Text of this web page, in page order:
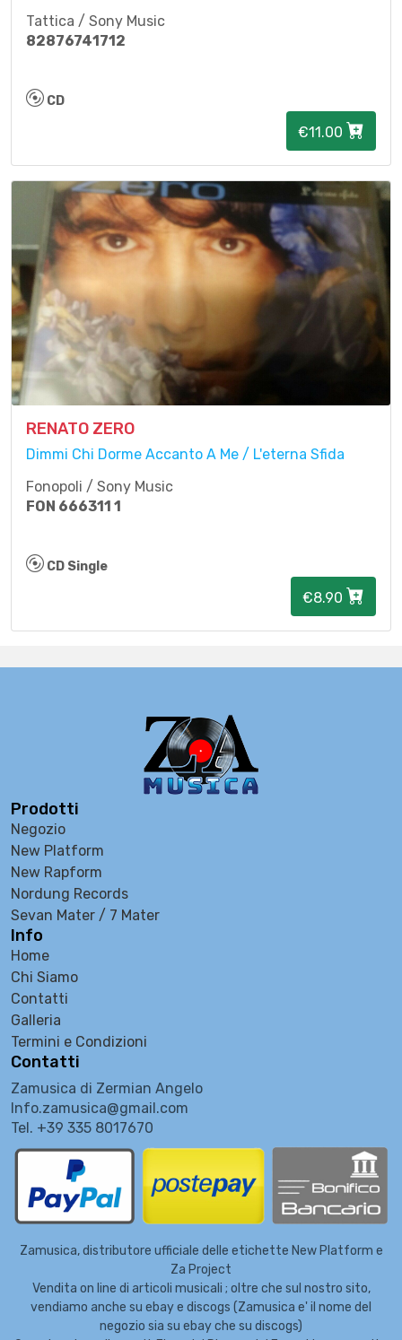
Tattica / Sony Music
82876741712
CD
€11.00
RENATO ZERO
Dimmi Chi Dorme Accanto A Me / L'eterna Sfida
Fonopoli / Sony Music
FON 666311 1
CD Single
€8.90
Prodotti
Negozio
New Platform
New Rapform
Nordung Records
Sevan Mater / 7 Mater
Info
Home
Chi Siamo
Contatti
Galleria
Termini e Condizioni
Contatti
Zamusica di Zermian Angelo
Info.zamusica@gmail.com
Tel. +39 335 8017670
Zamusica, distributore ufficiale delle etichette New Platform e
Za Project
Vendita on line di articoli musicali ; oltre che sul nostro sito,
vendiamo anche su ebay e discogs (Zamusica e' il nome del
negozio sia su ebay che su discogs)